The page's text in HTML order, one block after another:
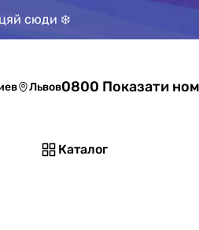
сюди ❄️
Львов0800 Показати
Каталог